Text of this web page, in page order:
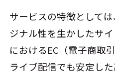
サービスの特徴として
ジナル性を生かしたサ
におけるEC（電子商取
ライブ配信でも安定し